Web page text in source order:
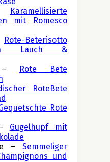
Karamellisierte
mit Romesco
Rote-Beterisotto
Lauch &
–
Rote Bete
RoteBete
Rote
Gugelhupf mit
– Semmeliger
und